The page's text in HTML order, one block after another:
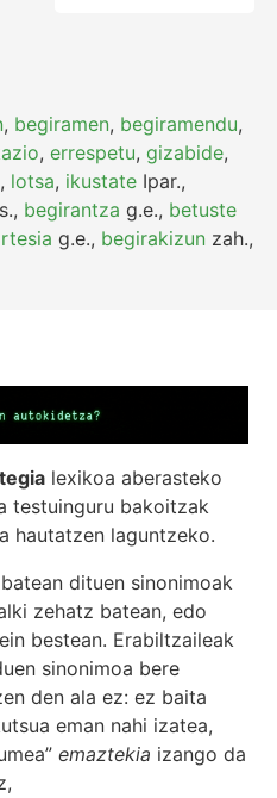
, begiramen, begiramendu,
,errespetu,gizabide,
, lotsa, ikustate Ipar.,
, begirantza g.e., betuste
g.e., begirakizun zah.,
lexikoa aberasteko
testuinguru bakoitzak
hautatzen laguntzeko.
dituen sinonimoak
zehatz batean, edo
bestean. Erabiltzaileak
sinonimoa bere
den ala ez: ez baita
eman nahi izatea,
emaztekia izango da